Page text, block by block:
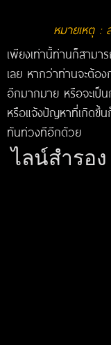
หมายเหตุ :
เพียงเท่านี้ท่านก็สามา
เลย หากว่าท่านจะต้อ
อีกมากมาย หรือจะเป็
หรือแจ้งปัญหาที่เกิดขึ้น
ทันท่วงทีอีกด้วย
ไลน์สำรอ